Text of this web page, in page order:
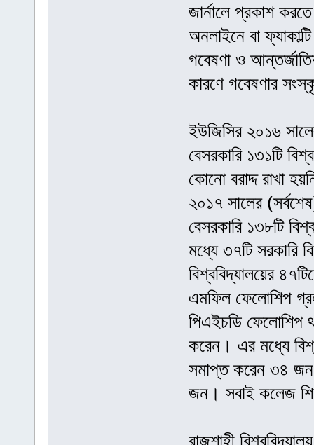
জার্নালে প্রকাশ
অনলাইনে বা
গবেষণা ও
কারণে গবেষণার
ইউজিসির ২০১৬
বেসরকারি ১৩১টি
কোনো বরাদ্দ রাখা
২০১৭ সালের
বেসরকারি ১৩৮টি
মধ্যে ৩৭টি সরকারি
বিশ্ববিদ্যালয়ের
এমফিল ফেলোশিপ
পিএইচডি ফেলোশিপ
করেন। এর মধ্যে
সমাপ্ত করেন ৩৪
জন। সবাই কলেজ